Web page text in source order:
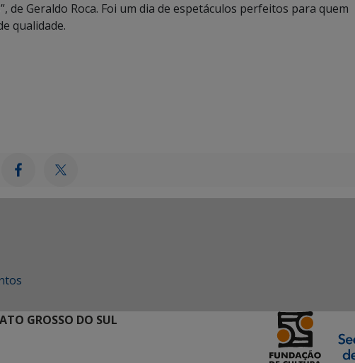
de Geraldo Roca. Foi um dia de espetáculos perfeitos para quem
qualidade.
GROSSO DO SUL